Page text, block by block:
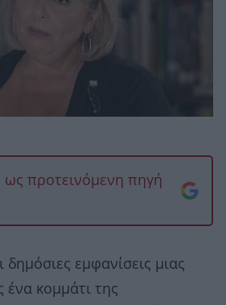
ως προτεινόμενη πηγή
δημόσιες εμφανίσεις μιας
κομμάτι της